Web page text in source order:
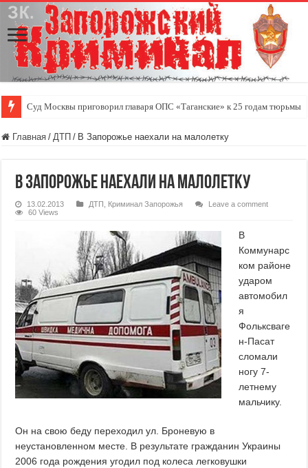
Суд Москвы приговорил главаря ОПС «Таганские» к 25 годам тюрьмы
Главная / ДТП / В Запорожье наехали на малолетку
В Запорожье наехали на малолетку
13.02.2013 ДТП Криминал Запорожья
Leave a comment
60 Views
В
Коммунарс
ком районе
ударом
автомобил
я
Фольксваге
н-Пасат
сломали
ногу 7-
летнему
мальчику.
Он на свою беду переходил ул. Броневую в
неустановленном месте. В результате гражданин Украины
2006 года рождения угодил под колеса легковушки